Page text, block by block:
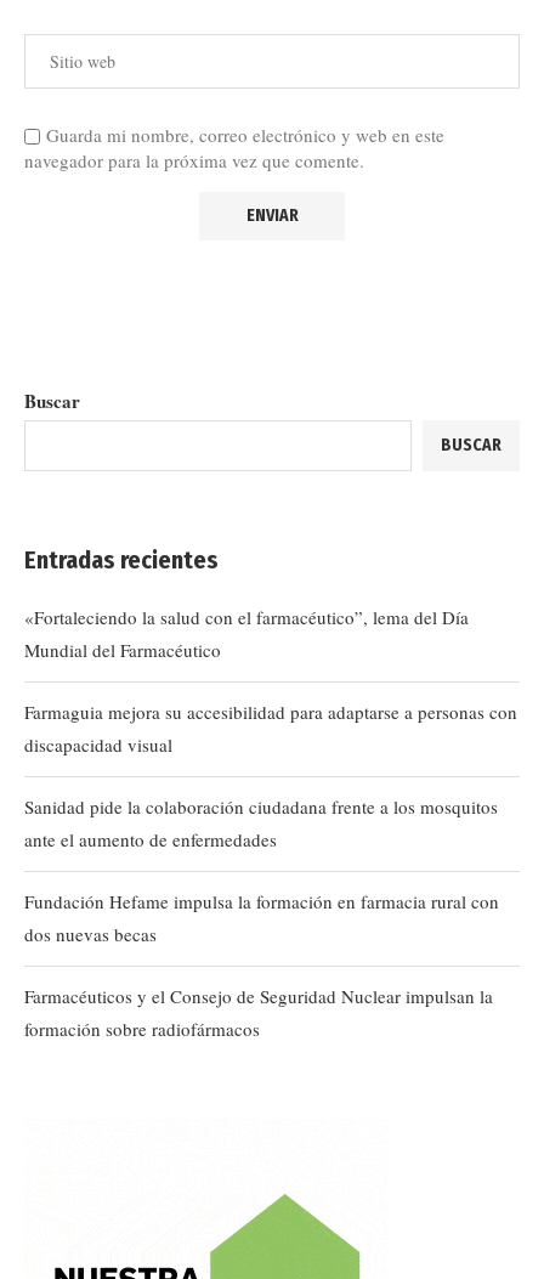
Guarda mi nombre, correo electrónico y web en este
navegador para la próxima vez que comente.
Buscar
BUSCAR
Entradas recientes
«Fortaleciendo la salud con el farmacéutico”, lema del Día
Mundial del Farmacéutico
Farmaguia mejora su accesibilidad para adaptarse a personas con
discapacidad visual
Sanidad pide la colaboración ciudadana frente a los mosquitos
ante el aumento de enfermedades
Fundación Hefame impulsa la formación en farmacia rural con
dos nuevas becas
Farmacéuticos y el Consejo de Seguridad Nuclear impulsan la
formación sobre radiofármacos